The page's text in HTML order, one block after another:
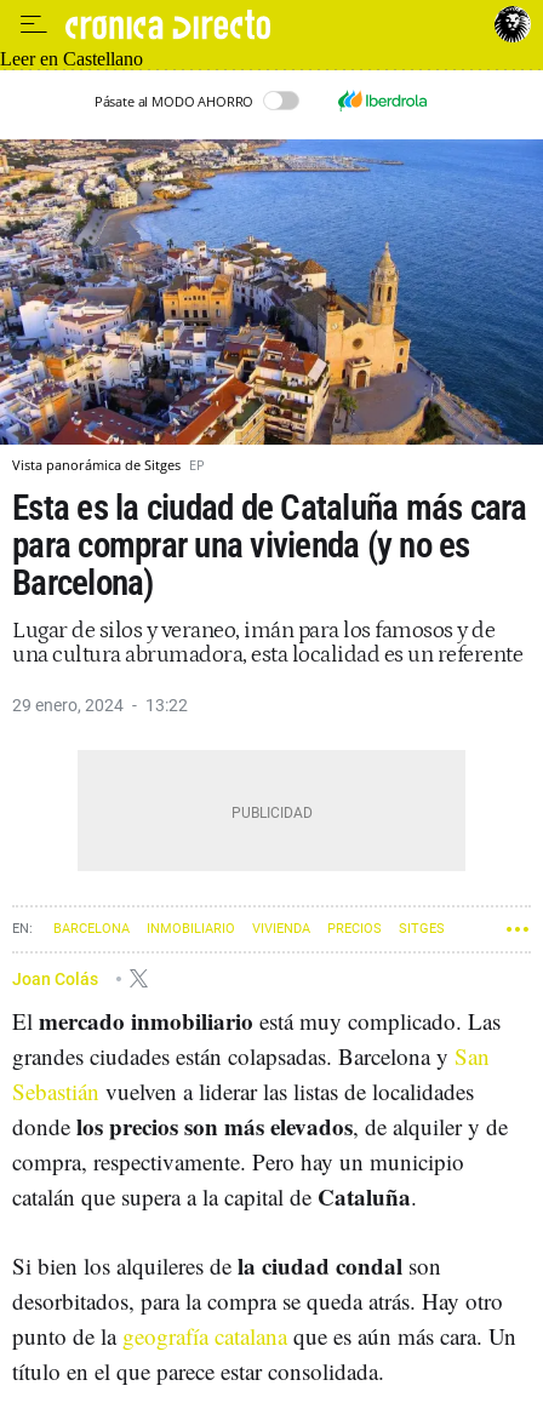
Leer en Castellano
Pásate al MODO AHORRO
Vista panorámica de Sitges EP
Esta es la ciudad de Cataluña más cara
para comprar una vivienda (y no es
Barcelona)
Lugar de silos y veraneo, imán para los famosos y de
una cultura abrumadora, esta localidad es un referente
29 enero, 2024 13:22
BARCELONA INMOBILIARIO VIVIENDA PRECIOS SITGES
CIUDADES
Joan Colás
El mercado inmobiliario está muy complicado. Las
grandes ciudades están colapsadas. Barcelona y San
Sebastián vuelven a liderar las listas de localidades
donde los precios son más elevados, de alquiler y de
compra, respectivamente. Pero hay un municipio
catalán que supera a la capital de Cataluña.
Si bien los alquileres de la ciudad condal son
desorbitados, para la compra se queda atrás. Hay otro
punto de la geografía catalanaque es aún más cara. Un
título en el que parece estar consolidada.